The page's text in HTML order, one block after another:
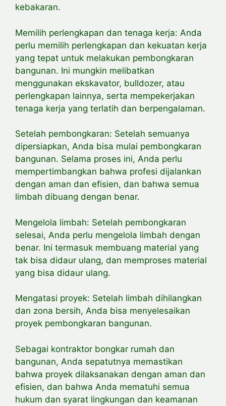
kebakaran.
Memilih perlengkapan dan tenaga kerja: Anda
perlu memilih perlengkapan dan kekuatan kerja
yang tepat untuk melakukan pembongkaran
bangunan. Ini mungkin melibatkan
menggunakan ekskavator, bulldozer, atau
perlengkapan lainnya, serta mempekerjakan
tenaga kerja yang terlatih dan berpengalaman.
Setelah pembongkaran: Setelah semuanya
dipersiapkan, Anda bisa mulai pembongkaran
bangunan. Selama proses ini, Anda perlu
mempertimbangkan bahwa profesi dijalankan
dengan aman dan efisien, dan bahwa semua
limbah dibuang dengan benar.
Mengelola limbah: Setelah pembongkaran
selesai, Anda perlu mengelola limbah dengan
benar. Ini termasuk membuang material yang
tak bisa didaur ulang, dan memproses material
yang bisa didaur ulang.
Mengatasi proyek: Setelah limbah dihilangkan
dan zona bersih, Anda bisa menyelesaikan
proyek pembongkaran bangunan.
Sebagai kontraktor bongkar rumah dan
bangunan, Anda sepatutnya memastikan
bahwa proyek dilaksanakan dengan aman dan
efisien, dan bahwa Anda mematuhi semua
hukum dan syarat lingkungan dan keamanan